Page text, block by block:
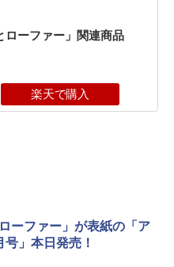
ローファー」関連商品
楽天で購入
ーファー」が表紙の「ア
」本日発売！